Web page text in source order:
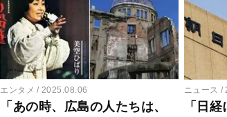
エンタメ 2025.08.06
「あの時、広島の人たちは、
ニュース
「日